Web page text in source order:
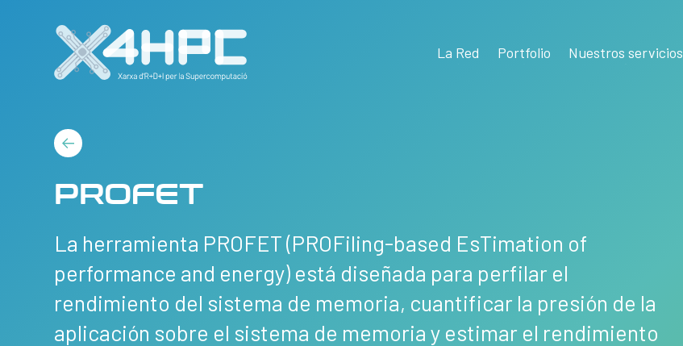
La Red Portfolio Nuestros servicios
PROFET
La herramienta PROFET (PROFiling-based EsTimation of
performance and energy) está diseñada para perfilar el
rendimiento del sistema de memoria, cuantificar la presión de la
aplicación sobre el sistema de memoria y estimar el rendimiento